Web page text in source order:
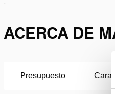
ACERCA DE
Presupuesto